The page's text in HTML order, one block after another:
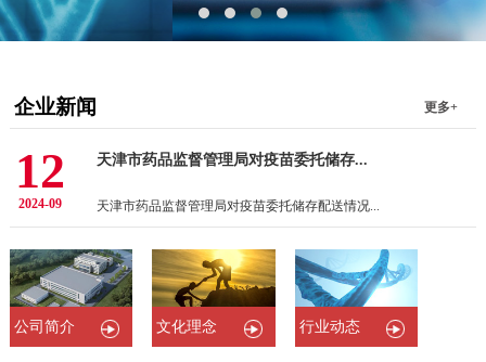
企业新闻 更多+
12
2024-09
天津市药品监督管理局对疫苗委托储存...
天津市药品监督管理局对疫苗委托储存配送情况...
公司简介 文化理念 行业动态